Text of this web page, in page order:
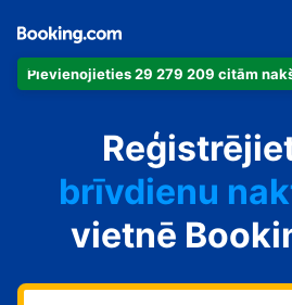
Pievienojieties 29 279 209 citām
brīvdienu
viesu
vietnē